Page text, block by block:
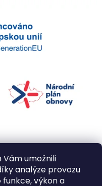
umožnili
analýze provozu
výkon a